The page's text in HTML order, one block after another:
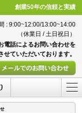
創業50年の信頼と実績
: 9:00~12:00/13:00~14:00
（休業日 / 土日祝日）
電話によるお問い合わせを
せていただいております。